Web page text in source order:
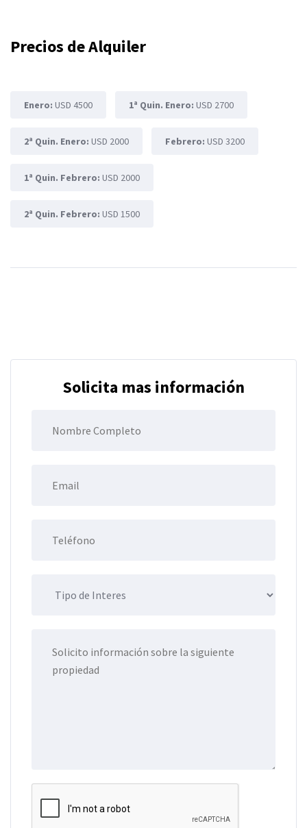
Precios de Alquiler
Enero: USD 4500 1ª Quin. Enero: USD 2700
2ª Quin. Enero: USD 2000 Febrero: USD 3200
1ª Quin. Febrero: USD 2000
2ª Quin. Febrero: USD 1500
Solicita mas información